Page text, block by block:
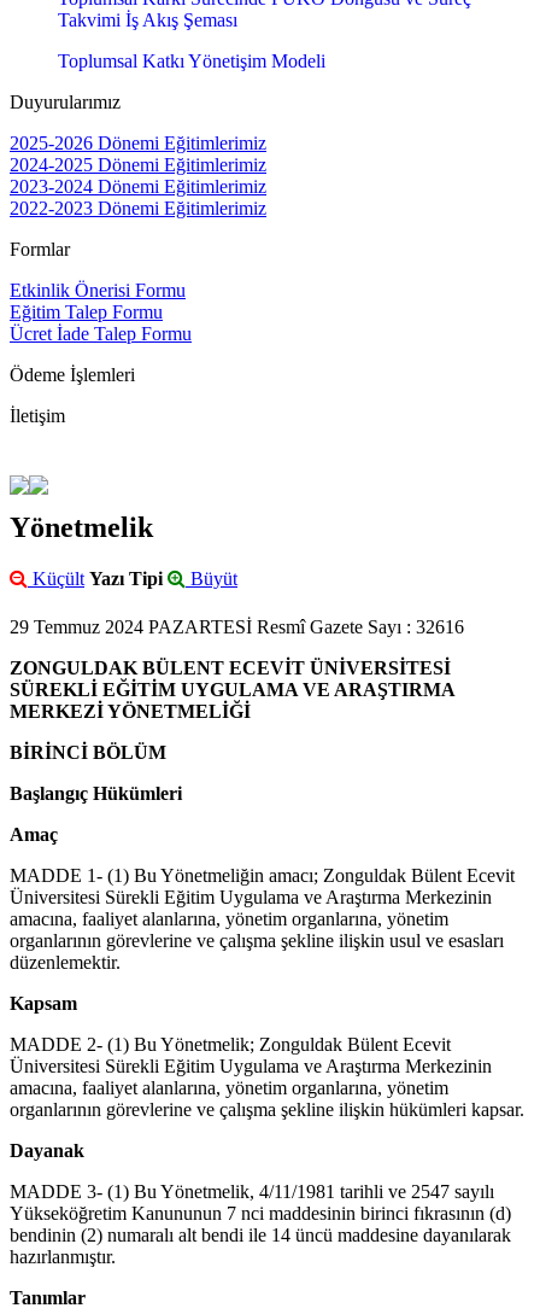
Takvimi İş Akış Şeması
Toplumsal Katkı Yönetişim Modeli
Duyurularımız
2025-2026 Dönemi Eğitimlerimiz
2024-2025 Dönemi Eğitimlerimiz
2023-2024 Dönemi Eğitimlerimiz
2022-2023 Dönemi Eğitimlerimiz
Formlar
Etkinlik Önerisi Formu
Eğitim Talep Formu
Ücret İade Talep Formu
Ödeme İşlemleri
İletişim
Yönetmelik
Küçült Yazı Tipi Büyüt
29 Temmuz 2024 PAZARTESİ Resmî Gazete Sayı : 32616
ZONGULDAK BÜLENT ECEVİT ÜNİVERSİTESİ
SÜREKLİ EĞİTİM UYGULAMA VE ARAŞTIRMA
MERKEZİ YÖNETMELİĞİ
BİRİNCİ BÖLÜM
Başlangıç Hükümleri
Amaç
MADDE 1- (1) Bu Yönetmeliğin amacı; Zonguldak Bülent Ecevit
Üniversitesi Sürekli Eğitim Uygulama ve Araştırma Merkezinin
amacına, faaliyet alanlarına, yönetim organlarına, yönetim
organlarının görevlerine ve çalışma şekline ilişkin usul ve esasları
düzenlemektir.
Kapsam
MADDE 2- (1) Bu Yönetmelik; Zonguldak Bülent Ecevit
Üniversitesi Sürekli Eğitim Uygulama ve Araştırma Merkezinin
amacına, faaliyet alanlarına, yönetim organlarına, yönetim
organlarının görevlerine ve çalışma şekline ilişkin hükümleri kapsar.
Dayanak
MADDE 3- (1) Bu Yönetmelik, 4/11/1981 tarihli ve 2547 sayılı
Yükseköğretim Kanununun 7 nci maddesinin birinci fıkrasının (d)
bendinin (2) numaralı alt bendi ile 14 üncü maddesine dayanılarak
hazırlanmıştır.
Tanımlar